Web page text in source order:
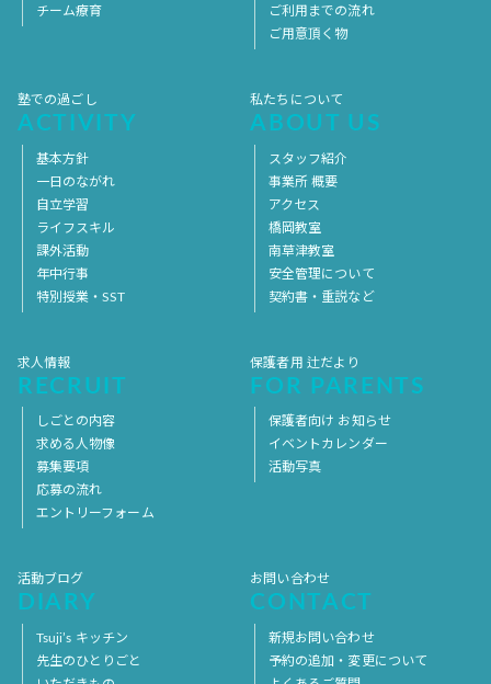
チーム療育
ご利用までの流れ
ご用意頂く物
塾での過ごし
ACTIVITY
基本方針
一日のながれ
自立学習
ライフスキル
課外活動
年中行事
特別授業・SST
私たちについて
ABOUT US
スタッフ紹介
事業所 概要
アクセス
橋岡教室
南草津教室
安全管理について
契約書・重説など
求人情報
RECRUIT
しごとの内容
求める人物像
募集要項
応募の流れ
エントリーフォーム
保護者用 辻だより
FOR PARENTS
保護者向け お知らせ
イベントカレンダー
活動写真
活動ブログ
DIARY
Tsuji’s キッチン
先生のひとりごと
お問い合わせ
CONTACT
新規お問い合わせ
予約の追加・変更について